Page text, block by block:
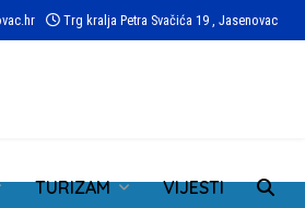
Trg kralja Petra Svačića 19 , Jasenovac
TURIZAM VIJESTI